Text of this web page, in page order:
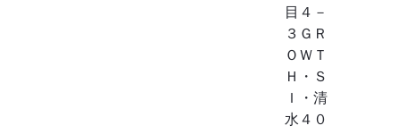
目４－
３ＧＲ
ＯＷＴ
Ｈ・Ｓ
Ｉ・清
水４０